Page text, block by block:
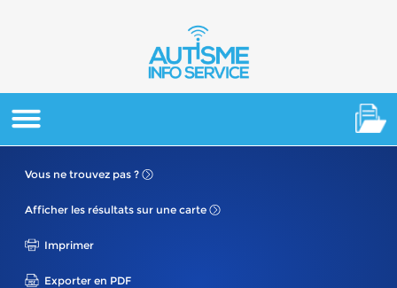
Vous ne trouvez pas ?
Afficher les résultats sur une carte
Imprimer
Exporter en PDF